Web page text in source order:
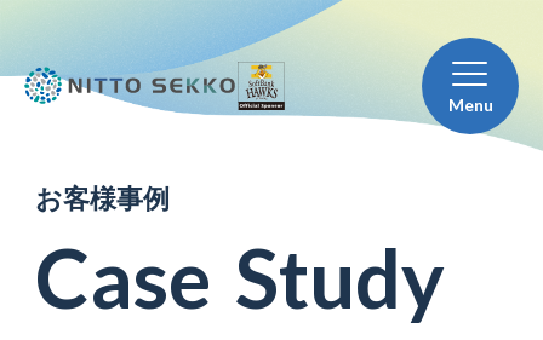
Menu
お客様事例
Case Study